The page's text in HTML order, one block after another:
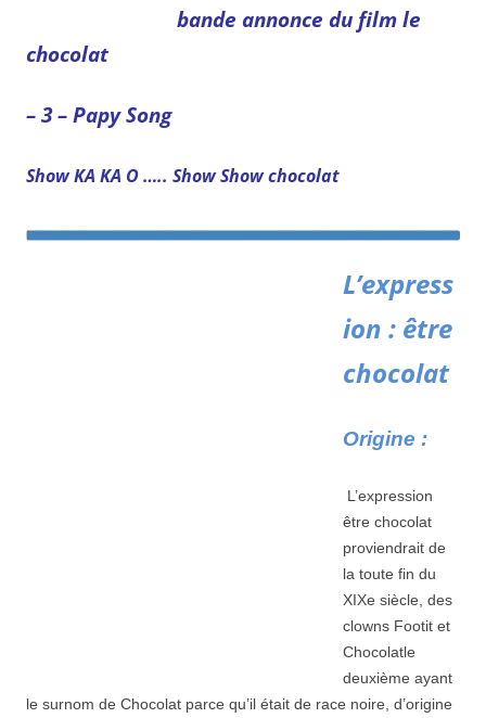
bande annonce du film le
chocolat
– 3 – PapySong
Show KA KA O ….. Show Show chocolat
L’express
ion : être
chocolat
Origine :
L’expression
être chocolat
proviendrait de
la toute fin du
XIXe siècle, des
clowns Footit et
Chocolatle
deuxième ayant
le surnom de Chocolat parce qu’il était de race noire, d’origine